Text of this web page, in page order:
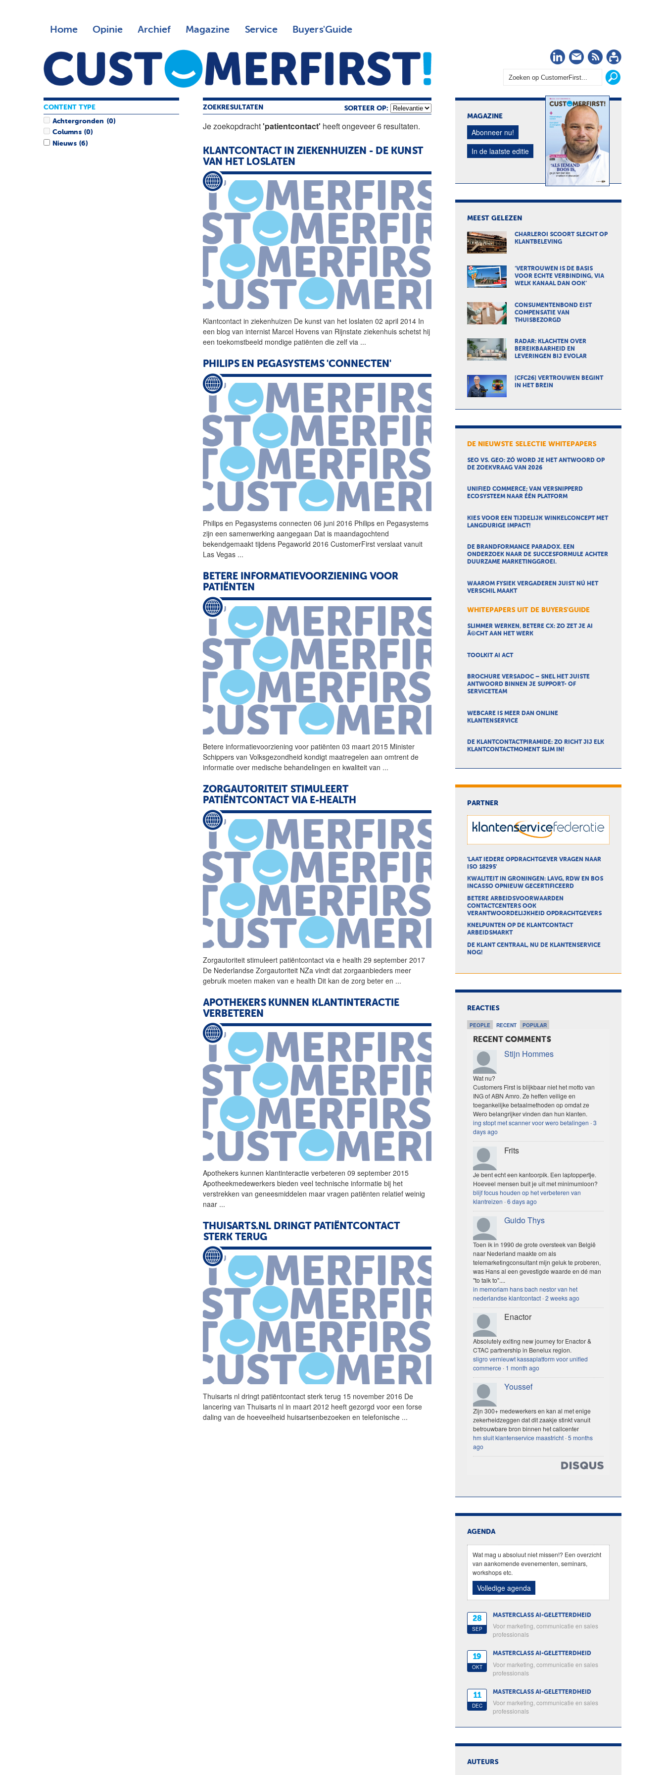
Home Opinie Archief Magazine Service Buyers'Guide
LinkedIn
Nieuwsbrief
RSS
ZOEKRESULTATEN SORTEER OP:
Je zoekopdracht'patientcontact' heeft ongeveer 6 resultaten.
KLANTCONTACT IN ZIEKENHUIZEN - DE KUNST
VAN HET LOSLATEN
Klantcontact in ziekenhuizen De kunst van het loslaten 02 april 2014 In
een blog van internist Marcel Hovens van Rijnstate ziekenhuis schetst hij
een toekomstbeeld mondige patiënten die zelf via ...
PHILIPS EN PEGASYSTEMS 'CONNECTEN'
Philips en Pegasystems connecten 06 juni 2016 Philips en Pegasystems
zijn een samenwerking aangegaan Dat is maandagochtend
bekendgemaakt tijdens Pegaworld 2016 CustomerFirst verslaat vanuit
Las Vegas ...
BETERE INFORMATIEVOORZIENING VOOR
PATIËNTEN
Betere informatievoorziening voor patiënten 03 maart 2015 Minister
Schippers van Volksgezondheid kondigt maatregelen aan omtrent de
informatie over medische behandelingen en kwaliteit van ...
ZORGAUTORITEIT STIMULEERT
PATIËNTCONTACT VIA E-HEALTH
Zorgautoriteit stimuleert patiëntcontact via e health 29 september 2017
De Nederlandse Zorgautoriteit NZa vindt dat zorgaanbieders meer
gebruik moeten maken van e health Dit kan de zorg beter en ...
APOTHEKERS KUNNEN KLANTINTERACTIE
VERBETEREN
Apothekers kunnen klantinteractie verbeteren 09 september 2015
Apotheekmedewerkers bieden veel technische informatie bij het
verstrekken van geneesmiddelen maar vragen patiënten relatief weinig
naar ...
THUISARTS.NL DRINGT PATIËNTCONTACT
STERK TERUG
Thuisarts nl dringt patiëntcontact sterk terug 15 november 2016 De
lancering van Thuisarts nl in maart 2012 heeft gezorgd voor een forse
daling van de hoeveelheid huisartsenbezoeken en telefonische ...
CONTENT TYPE
Achtergronden (0)
Columns (0)
Nieuws (6)
MAGAZINE
Abonneer nu!
In de laatste editie
MEEST GELEZEN
CHARLEROI SCOORT SLECHT OP
KLANTBELEVING
‘VERTROUWEN IS DE BASIS
VOOR ECHTE VERBINDING, VIA
WELK KANAAL DAN OOK’
CONSUMENTENBOND EIST
COMPENSATIE VAN
THUISBEZORGD
RADAR: KLACHTEN OVER
BEREIKBAARHEID EN
LEVERINGEN BIJ EVOLAR
[CFC26] VERTROUWEN BEGINT
IN HET BREIN
DE NIEUWSTE SELECTIE WHITEPAPERS
SEO VS. GEO: ZÓ WORD JE HET ANTWOORD OP
DE ZOEKVRAAG VAN 2026
UNIFIED COMMERCE; VAN VERSNIPPERD
ECOSYSTEEM NAAR ÉÉN PLATFORM
KIES VOOR EEN TIJDELIJK WINKELCONCEPT MET
LANGDURIGE IMPACT!
DE BRANDFORMANCE PARADOX. EEN
ONDERZOEK NAAR DE SUCCESFORMULE ACHTER
DUURZAME MARKETINGGROEI.
WAAROM FYSIEK VERGADEREN JUIST NÚ HET
VERSCHIL MAAKT
WHITEPAPERS UIT DE BUYERS'GUIDE
SLIMMER WERKEN, BETERE CX: ZO ZET JE AI
Ã©CHT AAN HET WERK
TOOLKIT AI ACT
BROCHURE VERSADOC – SNEL HET JUISTE
ANTWOORD BINNEN JE SUPPORT- OF
SERVICETEAM
WEBCARE IS MEER DAN ONLINE
KLANTENSERVICE
DE KLANTCONTACTPIRAMIDE: ZO RICHT JIJ ELK
KLANTCONTACTMOMENT SLIM IN!
PARTNER
'LAAT IEDERE OPDRACHTGEVER VRAGEN NAAR
ISO 18295'
KWALITEIT IN GRONINGEN: LAVG, RDW EN BOS
INCASSO OPNIEUW GECERTIFICEERD
BETERE ARBEIDSVOORWAARDEN
CONTACTCENTERS OOK
VERANTWOORDELIJKHEID OPDRACHTGEVERS
KNELPUNTEN OP DE KLANTCONTACT
ARBEIDSMARKT
DE KLANT CENTRAAL, NU DE KLANTENSERVICE
NOG!
REACTIES
PEOPLE RECENT POPULAR
RECENT COMMENTS
Stijn Hommes
Wat nu?
Customers First is blijkbaar niet het motto van
ING of ABN Amro. Ze heffen veilige en
toegankelijke betaalmethoden op omdat ze
Wero belangrijker vinden dan hun klanten.
ing stopt met scanner voor wero betalingen ·3
days ago
Frits
Je bent echt een kantoorpik. Een laptoppertje.
Hoeveel mensen buit je uit met minimumloon?
blijf focus houden op het verbeteren van
klantreizen ·6 days ago
Guido Thys
Toen ik in 1990 de grote oversteek van België
naar Nederland maakte om als
telemarketingconsultant mijn geluk te proberen,
was Hans al een gevestigde waarde en dé man
"to talk to"....
in memoriam hans bach nestor van het
nederlandse klantcontact ·2 weeks ago
Enactor
Absolutely exiting new journey for Enactor &
CTAC partnership in Benelux region.
sligro vernieuwt kassaplatform voor unified
commerce · 1 month ago
Youssef
Zijn 300+ medewerkers en kan al met enige
zekerheidzeggen dat dit zaakje stinkt vanuit
betrouwbare bron binnen het callcenter
hm sluit klantenservice maastricht ·5 months
ago
AGENDA
Wat mag u absoluut niet missen!? Een overzicht
van aankomende evenementen, seminars,
workshops etc.
Volledige agenda
28
SEP
MASTERCLASS AI-GELETTERDHEID
Voor marketing, communicatie en sales
professionals
19
OKT
MASTERCLASS AI-GELETTERDHEID
Voor marketing, communicatie en sales
professionals
11
DEC
MASTERCLASS AI-GELETTERDHEID
Voor marketing, communicatie en sales
professionals
AUTEURS